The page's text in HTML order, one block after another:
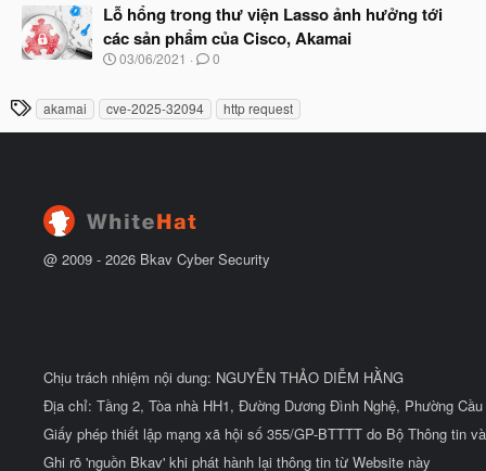
đ
ầ
u
à
b
ắ
đ
ầ
u
Lỗ hổng trong thư viện Lasso ảnh hưởng tới
các sản phẩm của Cisco, Akamai
N
y
u
03/06/2021 0
T
h
akamai cve-2025-32094 http request
@ 2009 - 2026 Bkav Cyber Security
Chịu trách nhiệm nội dung: NGUYỄN THẢO DIỄM HẰNG
Địa chỉ: Tầng 2, Tòa nhà HH1, Đường Dương Đình Nghệ, Phường
Giấy phép thiết lập mạng xã hội số 355/GP-BTTTT do Bộ Thông tin
Ghi rõ 'nguồn Bkav' khi phát hành lại thông tin từ Website này